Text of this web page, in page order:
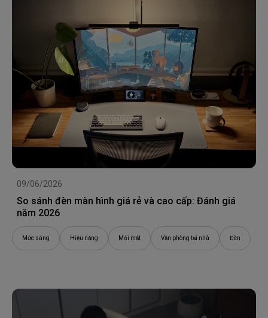
09/06/2026
So sánh đèn màn hình giá rẻ và cao cấp: Đánh giá
năm 2026
Mức sáng Hiệu năng Mỏi mắt Văn phòng tại nhà Đèn